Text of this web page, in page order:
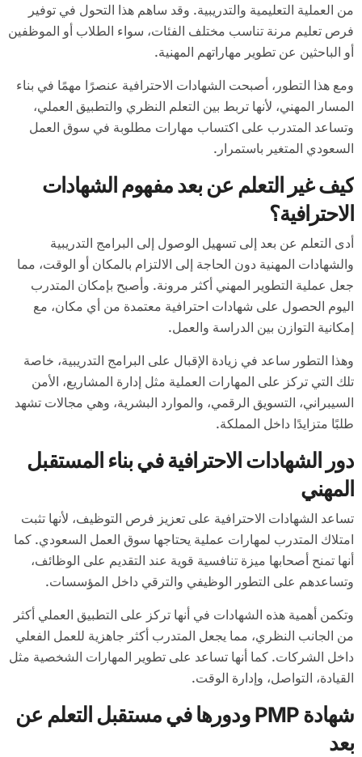
من العملية التعليمية والتدريبية. وقد ساهم هذا التحول في توفير
فرص تعليم مرنة تناسب مختلف الفئات، سواء الطلاب أو الموظفين
أو الباحثين عن تطوير مهاراتهم المهنية.
ومع هذا التطور، أصبحت الشهادات الاحترافية عنصرًا مهمًا في بناء
المسار المهني، لأنها تربط بين التعلم النظري والتطبيق العملي،
وتساعد المتدرب على اكتساب مهارات مطلوبة في سوق العمل
السعودي المتغير باستمرار.
كيف غير التعلم عن بعد مفهوم الشهادات
الاحترافية؟
أدى التعلم عن بعد إلى تسهيل الوصول إلى البرامج التدريبية
والشهادات المهنية دون الحاجة إلى الالتزام بالمكان أو الوقت، مما
جعل عملية التطوير المهني أكثر مرونة. وأصبح بإمكان المتدرب
اليوم الحصول على شهادات احترافية معتمدة من أي مكان، مع
إمكانية التوازن بين الدراسة والعمل.
وهذا التطور ساعد في زيادة الإقبال على البرامج التدريبية، خاصة
تلك التي تركز على المهارات العملية مثل إدارة المشاريع، الأمن
السيبراني، التسويق الرقمي، والموارد البشرية، وهي مجالات تشهد
طلبًا متزايدًا داخل المملكة.
دور الشهادات الاحترافية في بناء المستقبل
المهني
تساعد الشهادات الاحترافية على تعزيز فرص التوظيف، لأنها تثبت
امتلاك المتدرب لمهارات عملية يحتاجها سوق العمل السعودي. كما
أنها تمنح أصحابها ميزة تنافسية قوية عند التقديم على الوظائف،
وتساعدهم على التطور الوظيفي والترقي داخل المؤسسات.
وتكمن أهمية هذه الشهادات في أنها تركز على التطبيق العملي أكثر
من الجانب النظري، مما يجعل المتدرب أكثر جاهزية للعمل الفعلي
داخل الشركات. كما أنها تساعد على تطوير المهارات الشخصية مثل
القيادة، التواصل، وإدارة الوقت.
شهادة PMP ودورها في مستقبل التعلم عن
بعد